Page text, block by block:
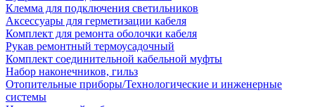
Клемма для подключения светильников
Аксессуары для герметизации кабеля
Комплект для ремонта оболочки кабеля
Рукав ремонтный термоусадочный
Комплект соединительной кабельной муфты
Набор наконечников, гильз
Отопительные приборы/Технологические и инженерные
системы